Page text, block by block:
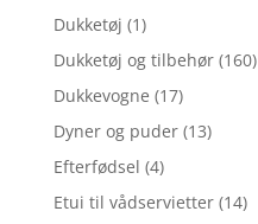
Dukketøj (1)
Dukketøj og tilbehør (160)
Dukkevogne (17)
Dyner og puder (13)
Efterfødsel (4)
Etui til vådservietter (14)